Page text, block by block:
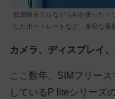
低価格モデルながらAIを使ったト
したポートレートなど、多彩な撮
カメラ、ディスプレイ
ここ数年、SIMフリー
しているP liteシリーズ